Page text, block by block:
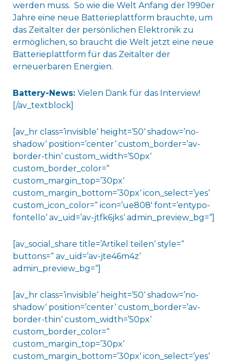
werden muss. So wie die Welt Anfang der 1990er
Jahre eine neue Batterieplattform brauchte, um
das Zeitalter der persönlichen Elektronik zu
ermöglichen, so braucht die Welt jetzt eine neue
Batterieplattform für das Zeitalter der
erneuerbaren Energien.
Battery-News: Vielen Dank für das Interview!
[/av_textblock]
[av_hr class=’invisible‘ height=’50‘ shadow=’no-
shadow‘ position=’center‘ custom_border=’av-
border-thin‘ custom_width=’50px‘
custom_border_color=“
custom_margin_top=’30px‘
custom_margin_bottom=’30px‘ icon_select=’yes‘
custom_icon_color=“ icon=’ue808′ font=’entypo-
fontello‘ av_uid=’av-jtfk6jks‘ admin_preview_bg=“]
[av_social_share title=’Artikel teilen‘ style=“
buttons=“ av_uid=’av-jte46m4z‘
admin_preview_bg=“]
[av_hr class=’invisible‘ height=’50‘ shadow=’no-
shadow‘ position=’center‘ custom_border=’av-
border-thin‘ custom_width=’50px‘
custom_border_color=“
custom_margin_top=’30px‘
custom_margin_bottom=’30px‘ icon_select=’yes‘